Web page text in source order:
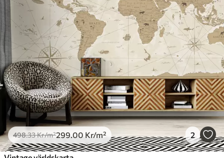
498.33Kr/m²299.00 Kr/m² 2